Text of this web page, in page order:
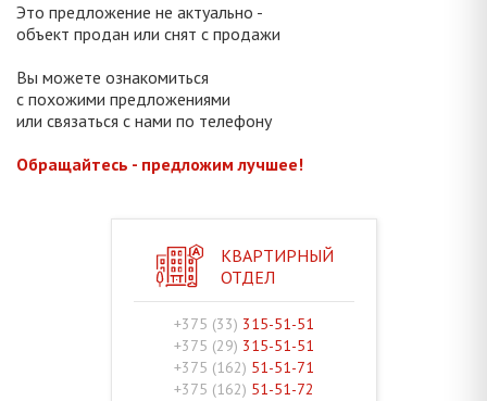
Это предложение не актуально -
объект продан или снят с продажи
Вы можете ознакомиться
с похожими предложениями
или связаться с нами по телефону
Обращайтесь - предложим лучшее!
КВАРТИРНЫЙ
ОТДЕЛ
+375 (33) 315-51-51
+375 (29) 315-51-51
+375 (162) 51-51-71
+375 (162) 51-51-72